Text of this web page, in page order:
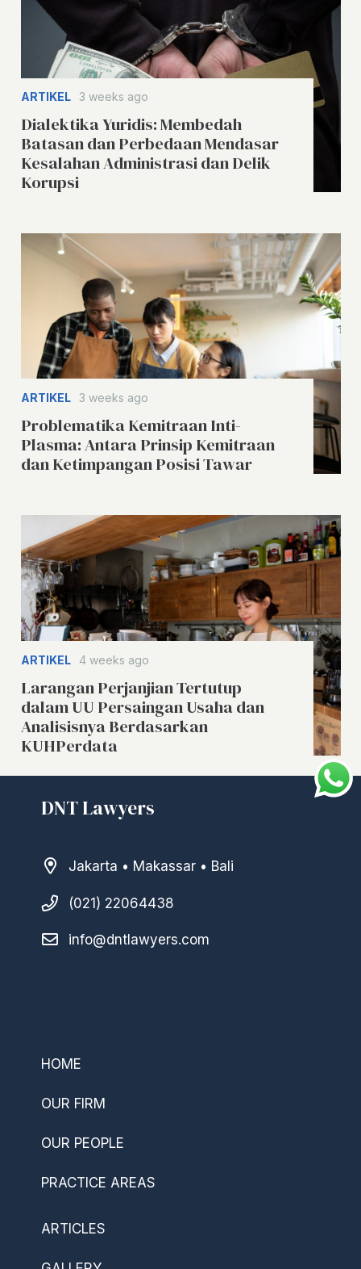
ARTIKEL 3 weeks ago
Dialektika Yuridis: Membedah
Batasan dan Perbedaan Mendasar
Kesalahan Administrasi dan Delik
Korupsi
ARTIKEL 3 weeks ago
Problematika Kemitraan Inti-
Plasma: Antara Prinsip Kemitraan
dan Ketimpangan Posisi Tawar
ARTIKEL 4 weeks ago
Larangan Perjanjian Tertutup
dalam UU Persaingan Usaha dan
Analisisnya Berdasarkan
KUHPerdata
DNT Lawyers
Jakarta • Makassar • Bali
(021) 22064438
info@dntlawyers.com
HOME
OUR FIRM
OUR PEOPLE
PRACTICE AREAS
ARTICLES